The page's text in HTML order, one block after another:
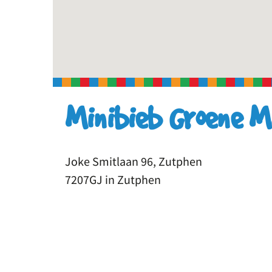
Minibieb Groene
Joke Smitlaan 96, Zutphen
7207GJ in Zutphen